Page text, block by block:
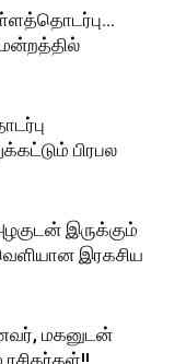
பிரபல
இருக்கும்
இரகசிய
மகனுடன்